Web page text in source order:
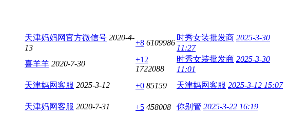
天津妈妈网官方微信号 2020-4-
13
+8 6109986
时秀女装批发商 2025-3-30
11:27
喜羊羊 2020-7-30
+12
1722088
时秀女装批发商 2025-3-30
11:01
天津妈网客服 2025-3-12 +0 85159 天津妈网客服 2025-3-12 15:07
天津妈网客服 2020-7-31 +5 458008 你别管 2025-3-22 16:19